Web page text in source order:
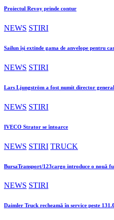
Proiectul Revoy prinde contur
NEWS STIRI
Sailun își extinde gama de anvelope pentru
NEWS STIRI
Lars Ljungström a fost numit director
NEWS STIRI
IVECO Strator se întoarce
NEWS STIRI TRUCK
BursaTransport/123cargo introduce o nouă
NEWS STIRI
Daimler Truck recheamă în service peste